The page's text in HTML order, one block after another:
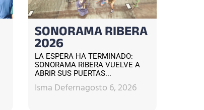
SONORAMA RIBERA
2026
LA ESPERA HA TERMINADO:
SONORAMA RIBERA VUELVE A
ABRIR SUS PUERTAS...
Isma Defernagosto 6, 2026